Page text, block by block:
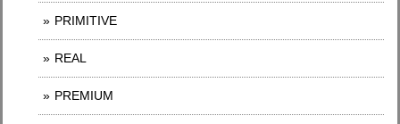
PRIMITIVE
REAL
PREMIUM